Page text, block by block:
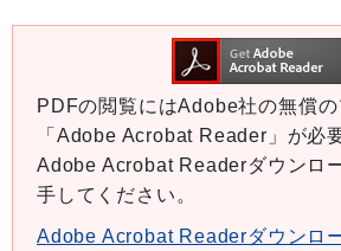
PDFの閲覧にはAdobe社の無償
「Adobe Acrobat Reader」が必
Adobe Acrobat Readerダウンロ
手してください。
Adobe Acrobat Readerダウンロ